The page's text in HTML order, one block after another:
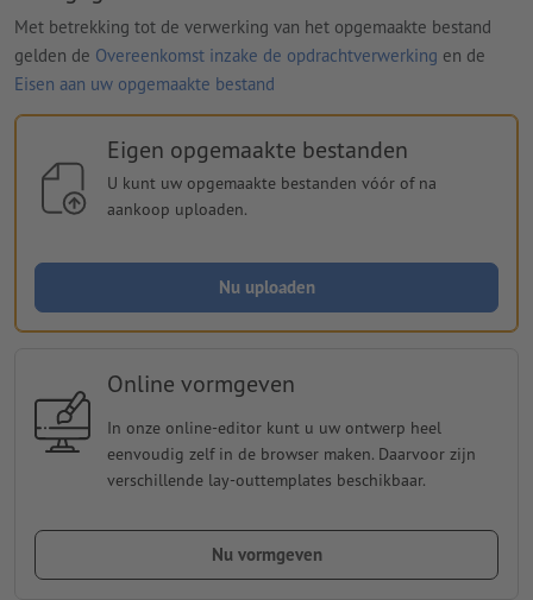
Met betrekking tot de verwerking van het opgemaakte bestand
gelden de Overeenkomst inzake de opdrachtverwerking en de
Eisen aan uw opgemaakte bestand
Eigen opgemaakte bestanden
U kunt uw opgemaakte bestanden vóór of na
aankoop uploaden.
Nu uploaden
Online vormgeven
In onze online-editor kunt u uw ontwerp heel
eenvoudig zelf in de browser maken. Daarvoor zijn
verschillende lay-outtemplates beschikbaar.
Nu vormgeven